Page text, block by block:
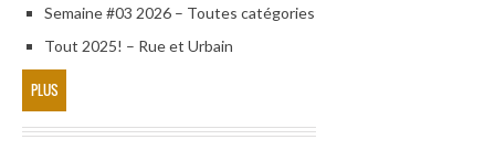
Semaine #03 2026 – Toutes catégories
Tout 2025! – Rue et Urbain
PLUS